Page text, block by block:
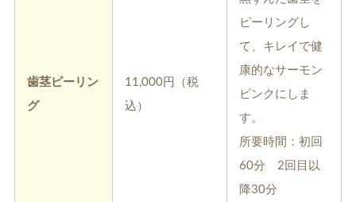
歯茎ピーリン
グ
11,000円（税
込）
ピーリングし
て、キレイで健
康的なサーモン
ピンクにしま
す。
所要時間：初回
60分 2回目以
降30分